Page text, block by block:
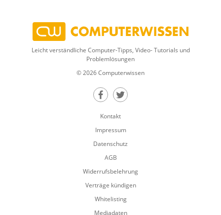
Leicht verständliche Computer-Tipps, Video- Tutorials und
Problemlösungen
© 2026 Computerwissen
Teilen auf Facebook
Teilen auf Twitter
Kontakt
Impressum
Datenschutz
AGB
Widerrufsbelehrung
Verträge kündigen
Whitelisting
Mediadaten